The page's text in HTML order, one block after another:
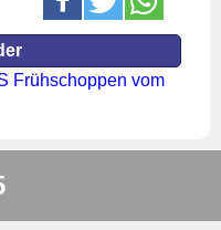
Frühschoppen vom